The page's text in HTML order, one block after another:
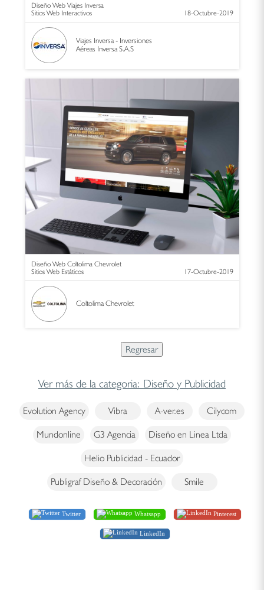
Diseño Web Viajes Inversa
Sitios Web Interactivos
18-Octubre-2019
Viajes Inversa - Inversiones
Aéreas Inversa S.A.S
Diseño Web Coltolima Chevrolet
Sitios Web Estáticos
17-Octubre-2019
Coltolima Chevrolet
Ver más de la categoria: Diseño y Publicidad
Evolution Agency Vibra A-ver.es Cilycom
Mundonline G3 Agencia Diseño en Linea Ltda
Helio Publicidad - Ecuador
Publigraf Diseño & Decoración Smile
Twitter Whatsapp Pinterest
LinkedIn